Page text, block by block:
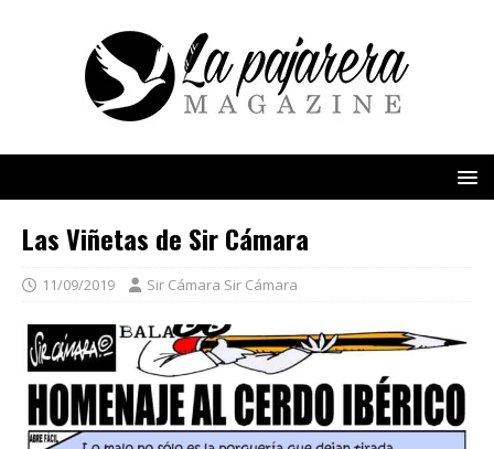
Las Viñetas de Sir Cámara
11/09/2019 Sir Cámara Sir Cámara